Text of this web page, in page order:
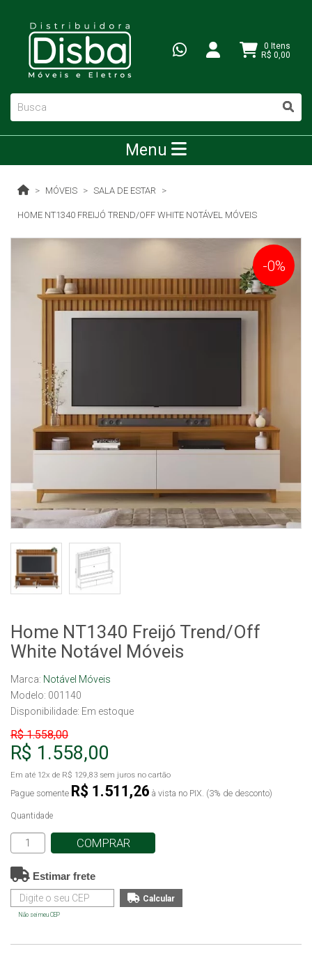
0 Itens
R$ 0,00
Menu
MÓVEIS SALA DE ESTAR
HOME NT1340 FREIJÓ TREND/OFF WHITE NOTÁVEL MÓVEIS
-0%
Home NT1340 Freijó Trend/Off
White Notável Móveis
Marca: Notável Móveis
Modelo: 001140
Disponibilidade: Em estoque
R$ 1.558,00
R$ 1.558,00
Em até 12x de R$ 129,83 sem juros no cartão
Pague somente R$ 1.511,26 à vista no PIX. (3% de desconto)
Quantidade
COMPRAR
Estimar frete
Não sei meu CEP